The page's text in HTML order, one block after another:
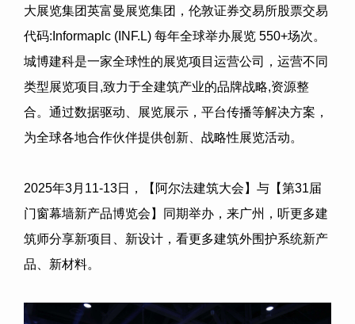
大展览集团英富曼展览集团，伦敦证券交易所股票交易
代码:Informaplc (INF.L) 每年全球举办展览 550+场次。
城博建科是一家全球性的展览项目运营公司，运营不同
类型展览项目 ,致力于全建筑产业的品牌战略,资源整
合。通过数据驱动、展览展示，平台传播等解决方案，
为全球各地合作伙伴提供创新、战略性展览活动。
2025年3月 11-13日，【阿尔法建筑大会】与【第31届
门窗幕墙新产品博览会】同期举办，来广州，听更多建
筑师分享新项目、新设计，看更多建筑外围护系统新产
品、新材料。